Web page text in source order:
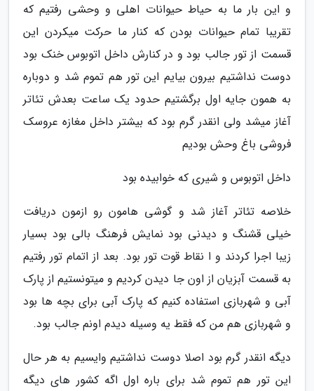
و این بار ما به حیاط حیوانات اهلی و وحشی رفتیم که
تقریبا تمام حیوانات بودن که کنار ما حرکت میکردن این
قسمت از تور جالب بود و در کنارش داخل اتوبوس خنک بود
دوست نداشتیم بیرون بیایم این تور هم تموم شد و دوباره
به همون جایه اول برگشتیم حدود یک ساعت بعدش تئاتر
آغاز میشد ولی انقدر گرم بود که بیشتر داخل مغازه عروسک
فروشی باغ وحش بودیم
داخل اتوبوس و شیری که خوابیده بود
خلاصه تئاتر آغاز شد و گوشی هامون رو ازمون دریافت
خیلی قشنگ و دیدنی بود نمایش فرهنگ بالی بود بسیار
زیبا اجرا کردند و ا نقاط قوت تور بود. بعد از اتمام تور رفتیم
به قسمت آبزیان از اون جا دیدن کردیم و میتونستیم از پارک
آبی و شهربازی استفاده کنیم که پارک آبی برای بچه ها بود
و شهربازی هم من که فقط یه وسیله دیدم اونم جالب بود.
دیگه انقدر گرم بود اصلا دوست نداشتیم وایسیم به هر حال
این تور هم تموم شد برای باره اول اگه کشور های دیگه